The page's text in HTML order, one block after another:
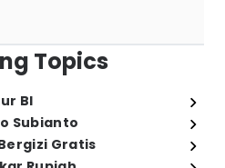
Topics
BI
Subianto
Gratis